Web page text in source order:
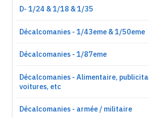
D- 1/24 & 1/18 & 1/35
Décalcomanies - 1/43eme & 1/50eme
Décalcomanies - 1/87eme
Décalcomanies - Alimentaire,
voitures, etc
Décalcomanies - armée / militaire